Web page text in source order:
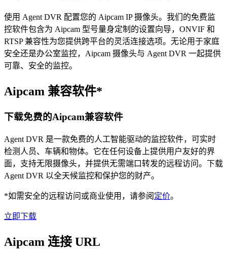
使用 Agent DVR 配置您的 Aipcam IP 摄像头。我们的免费监
控软件包含为 Aipcam 型号量身定制的设置向导，ONVIF 和
RTSP 兼容性为您提供跨平台的灵活连接选项。无论用于家庭
安全还是办公室监控，Aipcam 摄像头与 Agent DVR 一起提供
可靠、安全的监控。
Aipcam 兼容软件*
下载免费的Aipcam兼容软件
Agent DVR 是一款免费的人工智能驱动的监控软件，可实时
检测人员、车辆和物体。它在任何设备上提供用户友好的界
面，支持无限摄像头，并提供无需端口转发的远程访问。下载
Agent DVR 以全天候监控和保护您的财产。
*如需安全的远程访问或商业使用，请参阅 定价。
立即下载
Aipcam 连接 URL